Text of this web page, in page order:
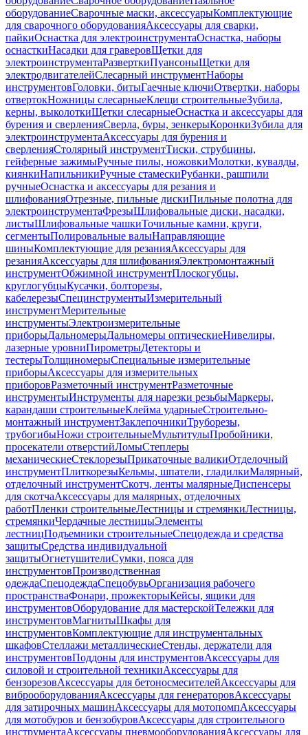
оборудованиеСварочные маски, аксессуарыКомплектующие
для сварочного оборудованияАксессуары для сварки,
пайкиОснастка для электроинструментаОснастка, наборы
оснасткиНасадки для граверовЩетки для
электроинструментаРазверткиПуансоныЩетки для
электродвигателейСлесарный инструментНаборы
инструментовГоловки, битыГаечные ключиОтвертки, наборы
отвертокНожницы слесарныеКлещи строительныеЗубила,
керны, выколоткиЩетки слесарныеОснастка и аксессуары для
бурения и сверленияСверла, буры, зенкерыКоронкиЗубила для
электроинструментаАксессуары для бурения и
сверленияСтолярный инструментТиски, струбцины,
гейферные зажимыРучные пилы, ножовкиМолотки, кувалды,
киянкиНапильникиРучные стамескиРубанки, рашпили
ручныеОснастка и аксессуары для резания и
шлифованияОтрезные, пильные дискиПильные полотна для
электроинструментаФрезыШлифовальные диски, насадки,
листыШлифовальные чашкиТочильные камни, круги,
сегментыПолировальные валыНаправляющие
шиныКомплектующие для резанияАксессуары для
резанияАксессуары для шлифованияЭлектромонтажный
инструментОбжимной инструментПлоскогубцы,
круглогубцыКусачки, болторезы,
кабелерезыСпецинструментыИзмерительный
инструментМерительные
инструментыЭлектроизмерительные
приборыДальномерыДальномеры оптическиеНивелиры,
лазерные уровниПирометрыДетекторы и
тестерыТолщиномерыСпециальные измерительные
приборыАксессуары для измерительных
приборовРазметочный инструментРазметочные
инструментыИнструменты для нарезки резьбыМаркеры,
карандаши строительныеКлейма ударныеСтроительно-
монтажный инструментЗаклепочникиТруборезы,
трубогибыНожи строительныеМультитулыПробойники,
просекатели отверстийЛомыСтеплеры
механическиеСтеклорезыПрикаточные валикиОтделочный
инструментПлиткорезыКельмы, шпатели, гладилкиМалярный,
отделочный инструментСкотч, ленты малярныеДиспенсеры
для скотчаАксессуары для малярных, отделочных
работПленки строительныеЛестницы и стремянкиЛестницы,
стремянкиЧердачные лестницыЭлементы
лестницПодъемники строительныеСпецодежда и средства
защитыСредства индивидуальной
защитыОгнетушителиСумки, пояса для
инструментовПроизводственная
одеждаСпецодеждаСпецобувьОрганизация рабочего
пространстваФонари, прожекторыКейсы, ящики для
инструментовОборудование для мастерскойТележки для
инструментовМагнитыШкафы для
инструментовКомплектующие для инструментальных
шкафовСтеллажи металлическиеСтенды, держатели для
инструментовПоддоны для инструментовАксессуары для
силовой и строительной техникиАксессуары для
бензорезовАксессуары для бетоносмесителейАксессуары для
виброоборудованияАксессуары для генераторовАксессуары
для затирочных машинАксессуары для мотопомпАксессуары
для мотобуров и бензобуровАксессуары для строительного
инструментаАксессуары пневмооборудованияАксессуары для